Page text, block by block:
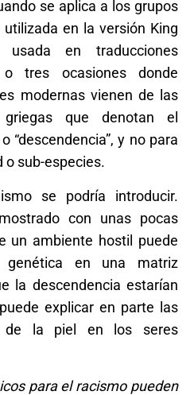
se aplica a los grupos
en la versión King
en traducciones
tres ocasiones donde
modernas vienen de las
que denotan el
“descendencia”, y no para
o sub-especies.
se podría introducir.
con unas pocas
un ambiente hostil puede
genética en una matriz
la descendencia estarían
explicar en parte las
de la piel en los seres
para el racismo pueden